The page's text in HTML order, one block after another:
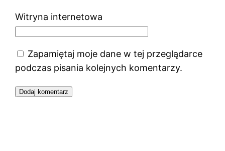
Witryna internetowa
Zapamiętaj moje dane w tej przeglądarce
podczas pisania kolejnych komentarzy.